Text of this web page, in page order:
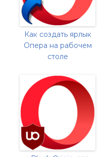
Как создать ярлык
Опера на рабочем
столе